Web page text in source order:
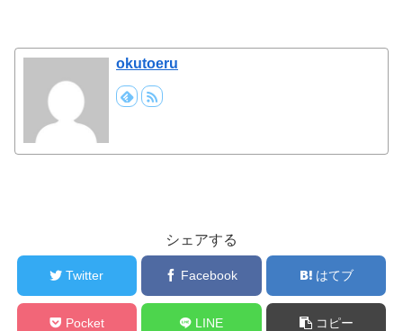
okutoeru
シェアする
Twitter Facebook はてブ
Pocket LINE コピー